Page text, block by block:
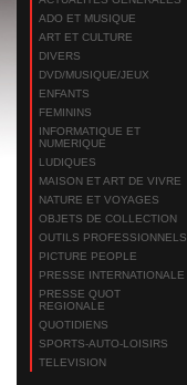
ADO ET MUSIQUE
ART ET CULTURE
DIVERS
DVD/MUSIQUE/JEUX
ENFANTS
FEMININS
INFORMATIQUE ET
NUMERIQUE
LUDIQUES
MAISON ET ART DE VIVRE
NATURE ET VOYAGES
OBJETS DE COLLECTION
OUTILS PROFESSIONNELS
PICTURE PEOPLE
PRESSE INTERNATIONALE
PRESSE QUOT
REGIONALE
QUOTIDIENS
SPORTS-AUTO-LOISIRS
TELEVISION